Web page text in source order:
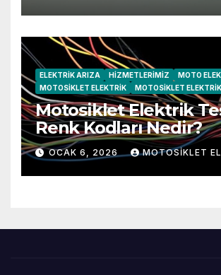
ELEKTRIK ARIZA HIZMETLERIMIZ
MOTO
MOTOSIKLET ELEKTRIK
MOTOSIKLET
Motosiklet Elektrik
Renk Kodları Nedir?
OCAK 6, 2026 MOTOSIKLET